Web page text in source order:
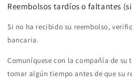
Reembolsos tardíos o faltantes
Si no ha recibido su reembolso,
bancaria.
Comuníquese con la compañía de
tomar algún tiempo antes de que su